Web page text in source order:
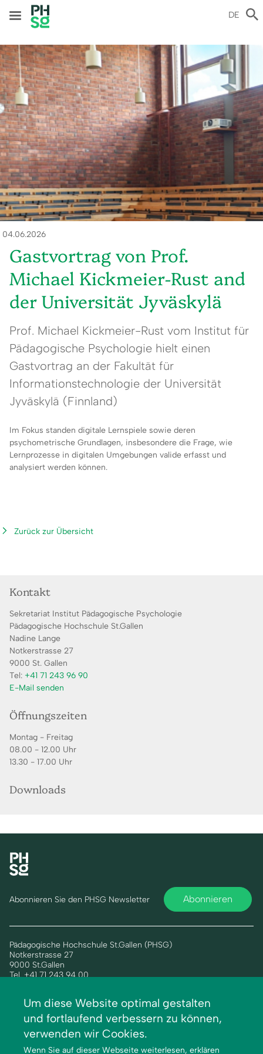
zum
Inhalt
DE
04.06.2026
Gastvortrag von Prof.
Michael Kickmeier-Rust and
der Universität Jyväskylä
Prof. Michael Kickmeier-Rust vom Institut für
Pädagogische Psychologie hielt einen
Gastvortrag an der Fakultät für
Informationstechnologie der Universität
Jyväskylä (Finnland)
Im Fokus standen digitale Lernspiele sowie deren
psychometrische Grundlagen, insbesondere die Frage, wie
Lernprozesse in digitalen Umgebungen valide erfasst und
analysiert werden können.
Zurück zur Übersicht
Kontakt
Sekretariat Institut Pädagogische Psychologie
Pädagogische Hochschule St.Gallen
Nadine Lange
Notkerstrasse 27
9000 St. Gallen
Tel: +41 71 243 96 90
E-Mail senden
Öffnungszeiten
Montag - Freitag
08.00 - 12.00 Uhr
13.30 - 17.00 Uhr
Downloads
Abonnieren Sie den PHSG Newsletter Abonnieren
Pädagogische Hochschule St.Gallen (PHSG)
Notkerstrasse 27
9000 St.Gallen
Tel. +41 71 243 94 00
Footer
Links
Standorte
Jobs
Medien
Footer
rechts
Studium
Weiterbildung
Forschung & Entwicklung
Um diese Website optimal gestalten
und fortlaufend verbessern zu können,
verwenden wir Cookies.
Wenn Sie auf dieser Webseite weiterlesen, erklären